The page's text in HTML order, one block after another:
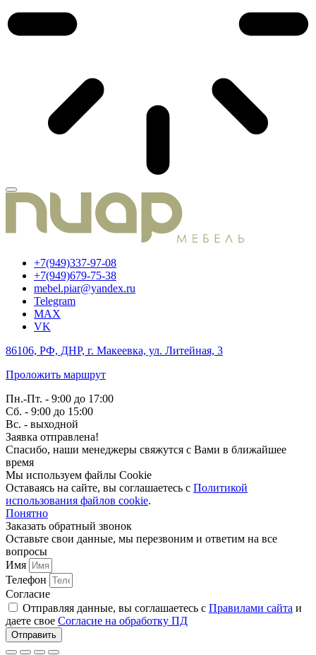
+7(949)337-97-08
+7(949)679-75-38
mebel.piar@yandex.ru
Telegram
MAX
VK
86106, РФ, ДНР, г. Макеевка, ул. Литейная, 3
Проложить маршрут
Пн.-Пт. - 9:00 до 17:00
Сб. - 9:00 до 15:00
Вс. - выходной
Заявка отправлена!
Спасибо, наши менеджеры свяжутся с Вами в ближайшее
время
Мы используем файлы Cookie
Оставаясь на сайте, вы соглашаетесь c Политикой
использования файлов cookie.
Понятно
Заказать обратный звонок
Оставьте свои данные, мы перезвоним и ответим на все
вопросы
Имя
Телефон
Согласие
Отправляя данные, вы соглашаетесь с Правилами сайта и
даете свое Согласие на обработку ПД
Отправить